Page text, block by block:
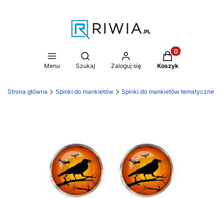
Menu
Otwórz wyszukiwarkę
Szukaj Zaloguj się
Produkty w
Koszyk
Strona główna Spinki do mankietów Spinki do mankietów tematyczne